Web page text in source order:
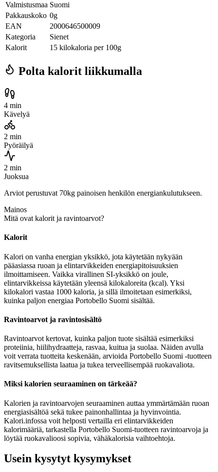
Valmistusmaa Suomi
Pakkauskoko 0g
EAN
2000646500009
Kategoria
Sienet
Kalorit
15 kilokaloria per 100g
Polta kalorit liikkumalla
4 min
Kävelyä
2 min
Pyöräilyä
2 min
Juoksua
Arviot perustuvat 70kg painoisen henkilön energiankulutukseen.
Mainos
Mitä ovat kalorit ja ravintoarvot?
Kalorit
Kalori on vanha energian yksikkö, jota käytetään nykyään
pääasiassa ruoan ja elintarvikkeiden energiapitoisuuksien
ilmoittamiseen. Vaikka virallinen SI-yksikkö on joule,
elintarvikkeissa käytetään yleensä kilokaloreita (kcal). Yksi
kilokalori vastaa 1000 kaloria, ja sillä ilmoitetaan esimerkiksi,
kuinka paljon energiaa Portobello Suomi sisältää.
Ravintoarvot ja ravintosisältö
Ravintoarvot kertovat, kuinka paljon tuote sisältää esimerkiksi
proteiinia, hiilihydraatteja, rasvaa, kuitua ja suolaa. Näiden avulla
voit verrata tuotteita keskenään, arvioida Portobello Suomi -tuotteen
ravitsemuksellista laatua ja tukea terveellisempää ruokavaliota.
Miksi kalorien seuraaminen on tärkeää?
Kalorien ja ravintoarvojen seuraaminen auttaa ymmärtämään ruoan
energiasisältöä sekä tukee painonhallintaa ja hyvinvointia.
Kalori.infossa voit helposti vertailla eri elintarvikkeiden
kalorimääriä, tarkastella Portobello Suomi-tuotteen ravintoarvoja ja
löytää ruokavalioosi sopivia, vähäkalorisia vaihtoehtoja.
Usein kysytyt kysymykset